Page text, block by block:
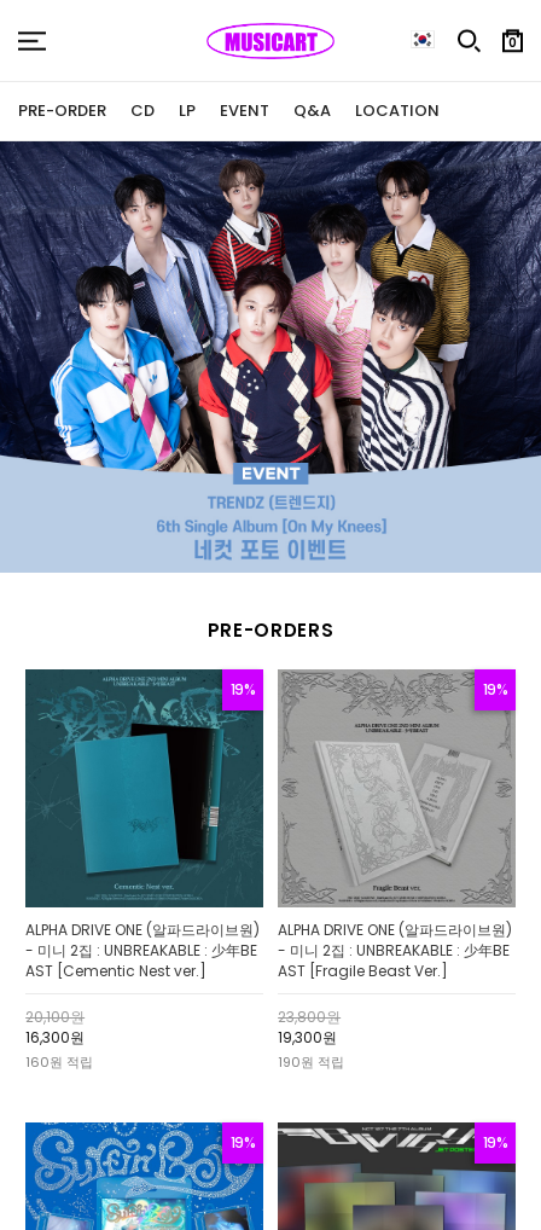
0
PRE-ORDER CD LP EVENT Q&A LOCATION
PRE-ORDERS
19%
ALPHA DRIVE ONE (알파드라이브원)
- 미니 2집 : UNBREAKABLE : 少年BE
AST [Cementic Nest ver.]
20,100원
16,300원
160원 적립
19%
ALPHA DRIVE ONE (알파드라이브원)
- 미니 2집 : UNBREAKABLE : 少年BE
AST [Fragile Beast Ver.]
23,800원
19,300원
190원 적립
19% 19%